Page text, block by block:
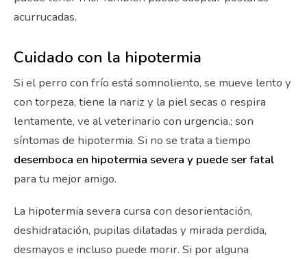
acurrucadas.
Cuidado con la hipotermia
Si el perro con frío está somnoliento, se mueve lento y
con torpeza, tiene la nariz y la piel secas o respira
lentamente, ve al veterinario con urgencia.; son
síntomas de hipotermia. Si no se trata a tiempo
desemboca en hipotermia severa y puede ser fatal
para tu mejor amigo.
La hipotermia severa cursa con desorientación,
deshidratación, pupilas dilatadas y mirada perdida,
desmayos e incluso puede morir. Si por alguna